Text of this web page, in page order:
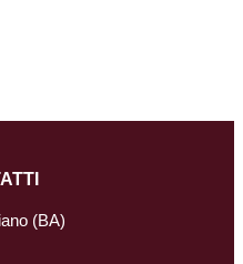
(BA)